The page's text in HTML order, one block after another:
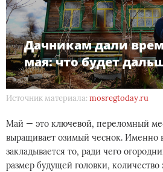
Дачникам дали
мая: что будет
Источник материала: mosregtoday.ru
Май — это ключевой, переломный
выращивает озимый чеснок. Именно
закладывается то, ради чего
размер будущей головки, количество